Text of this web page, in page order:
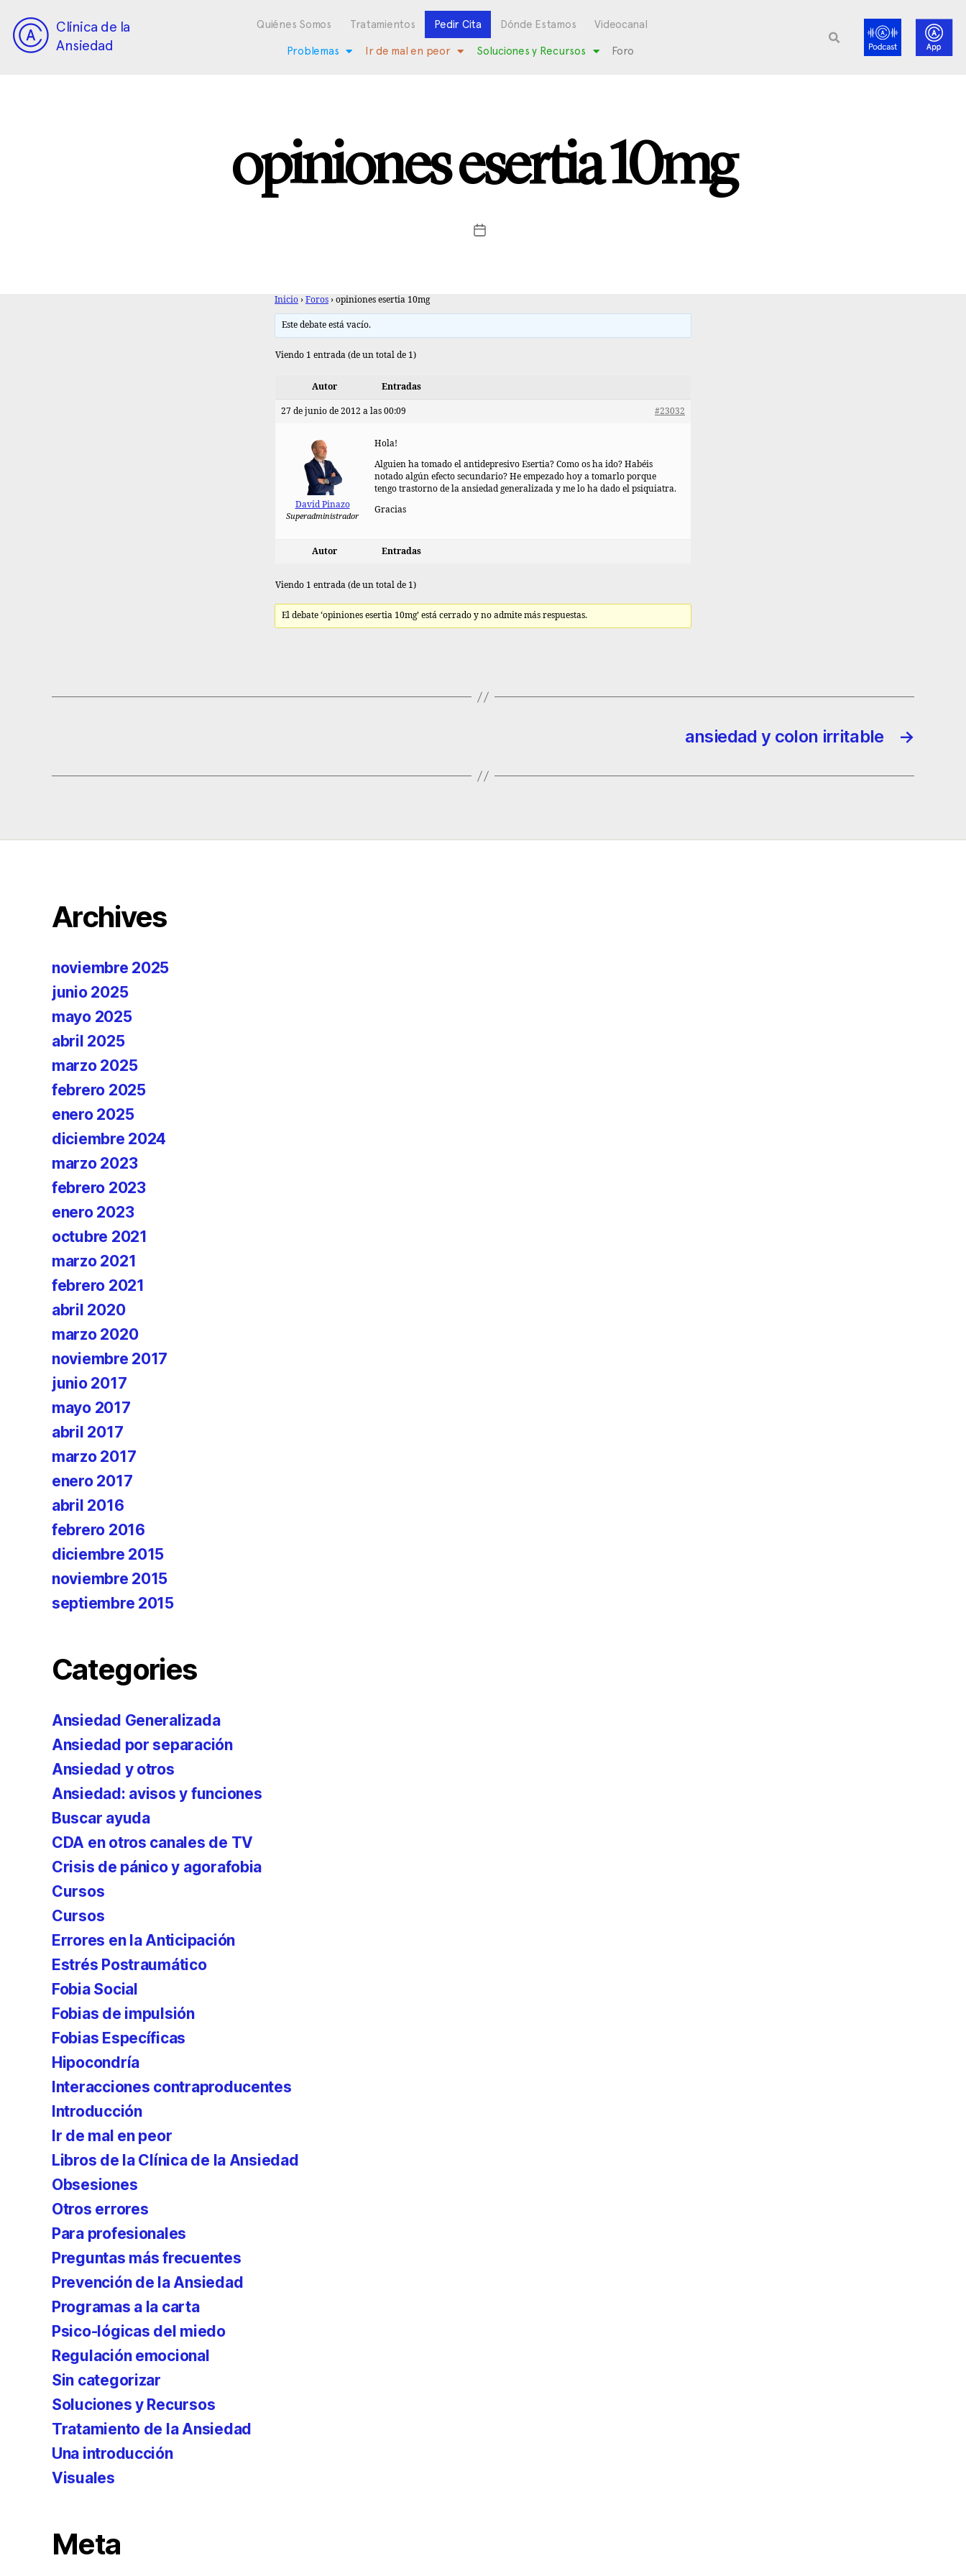
Clínica de la
Ansiedad
Quiénes Somos Tratamientos Pedir Cita Dónde Estamos Videocanal
Problemas Ir de mal en peor Soluciones y Recursos Foro
opiniones esertia 10mg
Inicio › Foros › opiniones esertia 10mg
Este debate está vacío.
Viendo 1 entrada (de un total de 1)
Autor Entradas
27 de junio de 2012 a las 00:09 #23032
David Pinazo
Superadministrador
Hola!
Alguien ha tomado el antidepresivo Esertia? Como os ha ido? Habéis
notado algún efecto secundario? He empezado hoy a tomarlo porque
tengo trastorno de la ansiedad generalizada y me lo ha dado el psiquiatra.
Gracias
Autor Entradas
Viendo 1 entrada (de un total de 1)
El debate ‘opiniones esertia 10mg’ está cerrado y no admite más respuestas.
→
ansiedad y colon irritable
Archives
noviembre 2025
junio 2025
mayo 2025
abril 2025
marzo 2025
febrero 2025
enero 2025
diciembre 2024
marzo 2023
febrero 2023
enero 2023
octubre 2021
marzo 2021
febrero 2021
abril 2020
marzo 2020
noviembre 2017
junio 2017
mayo 2017
abril 2017
marzo 2017
enero 2017
abril 2016
febrero 2016
diciembre 2015
noviembre 2015
septiembre 2015
Categories
Ansiedad Generalizada
Ansiedad por separación
Ansiedad y otros
Ansiedad: avisos y funciones
Buscar ayuda
CDA en otros canales de TV
Crisis de pánico y agorafobia
Cursos
Cursos
Errores en la Anticipación
Estrés Postraumático
Fobia Social
Fobias de impulsión
Fobias Específicas
Hipocondría
Interacciones contraproducentes
Introducción
Ir de mal en peor
Libros de la Clínica de la Ansiedad
Obsesiones
Otros errores
Para profesionales
Preguntas más frecuentes
Prevención de la Ansiedad
Programas a la carta
Psico-lógicas del miedo
Regulación emocional
Sin categorizar
Soluciones y Recursos
Tratamiento de la Ansiedad
Una introducción
Visuales
Meta